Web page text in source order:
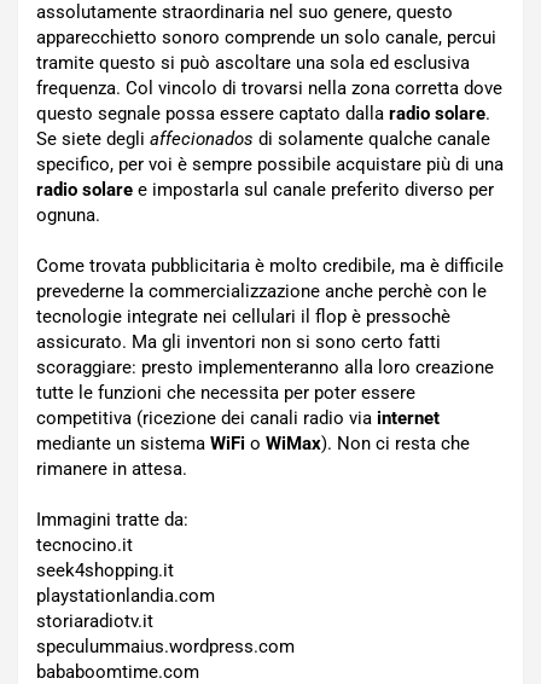
assolutamente straordinaria nel suo genere, questo
apparecchietto sonoro comprende un solo canale, percui
tramite questo si può ascoltare una sola ed esclusiva
frequenza. Col vincolo di trovarsi nella zona corretta dove
questo segnale possa essere captato dalla radio solare.
Se siete degli affecionados di solamente qualche canale
specifico, per voi è sempre possibile acquistare più di una
radio solare e impostarla sul canale preferito diverso per
ognuna.
Come trovata pubblicitaria è molto credibile, ma è difficile
prevederne la commercializzazione anche perchè con le
tecnologie integrate nei cellulari il flop è pressochè
assicurato. Ma gli inventori non si sono certo fatti
scoraggiare: presto implementeranno alla loro creazione
tutte le funzioni che necessita per poter essere
competitiva (ricezione dei canali radio via internet
mediante un sistema WiFi o WiMax). Non ci resta che
rimanere in attesa.
Immagini tratte da:
tecnocino.it
seek4shopping.it
playstationlandia.com
storiaradiotv.it
speculummaius.wordpress.com
bababoomtime.com